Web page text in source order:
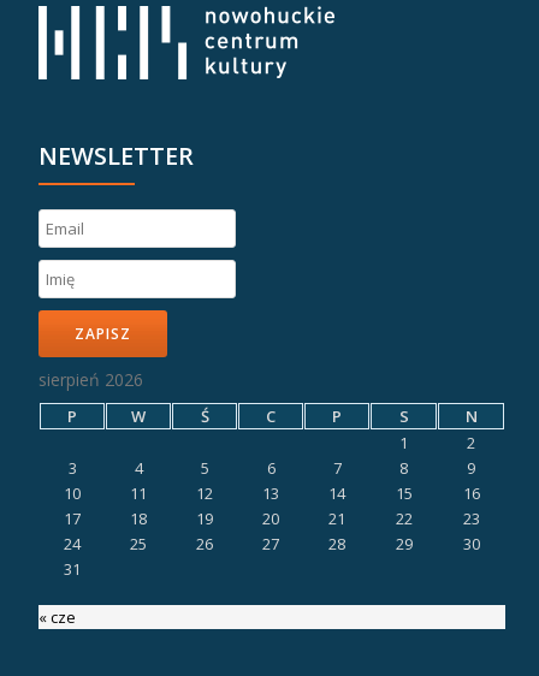
NEWSLETTER
ZAPISZ
sierpień 2026
P W Ś C P S
N
1
2
3
4 5 6 7 8
9
10
11 12 13 14 15
16
17
18 19 20 21 22
23
24
25 26 27 28 29
30
31
« cze